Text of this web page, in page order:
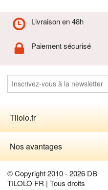
Livraison en 48h
Paiement sécurisé
Tilolo.fr
Nos avantages
© Copyright 2010 - 2026 DB
TILOLO FR | Tous droits